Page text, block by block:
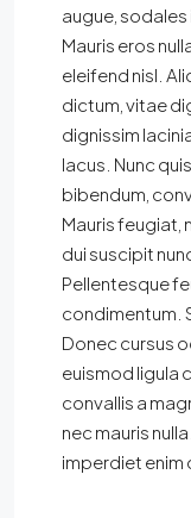
augue, sodales
Mauris eros
eleifend nisl.
dictum, vitae
dignissim
lacus. Nunc
bibendum,
Mauris feugiat,
dui suscipit
Pellentesque
condimentum.
Donec cursus
euismod ligula
convallis a
nec mauris
imperdiet enim